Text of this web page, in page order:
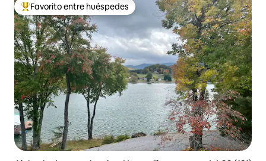
Favorito entre huéspedes preferido
Favorito entre huéspedes